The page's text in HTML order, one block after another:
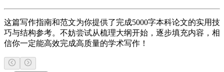
这篇写作指南和范文为你提供了完成5000字本科论文的实用技
巧与结构参考。不妨尝试从梳理大纲开始，逐步填充内容，相
信你一定能高效完成高质量的学术写作！